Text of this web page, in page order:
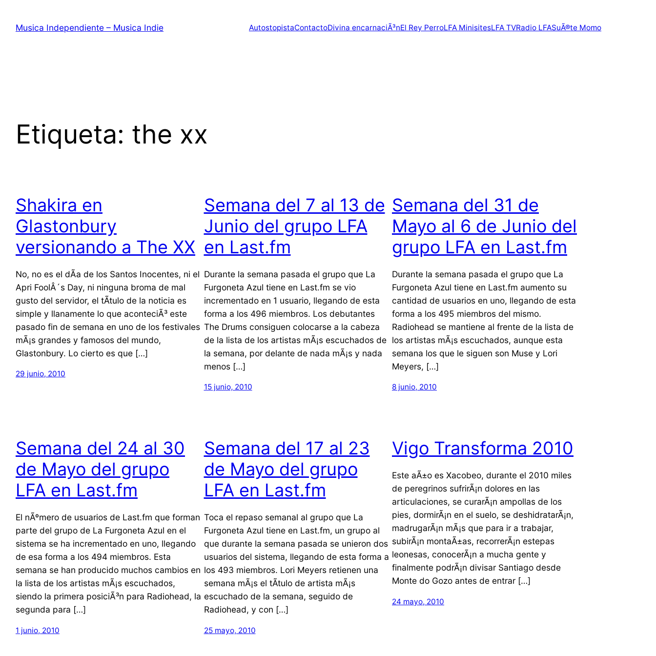
contenido
Musica Independiente – Musica Indie AutostopistaContactoDivina encarnaciÃ³nEl Rey PerroLFA MinisitesLFA TVRadio LFASuÃ®te Momo
Etiqueta: the xx
Shakira en
Glastonbury
versionando a The XX
No, no es el dÃ­a de los Santos Inocentes, ni el
Apri FoolÂ´s Day, ni ninguna broma de mal
gusto del servidor, el tÃ­tulo de la noticia es
simple y llanamente lo que aconteciÃ³ este
pasado fin de semana en uno de los festivales
mÃ¡s grandes y famosos del mundo,
Glastonbury. Lo cierto es que […]
29 junio, 2010
Semana del 7 al 13 de
Junio del grupo LFA
en Last.fm
Durante la semana pasada el grupo que La
Furgoneta Azul tiene en Last.fm se vio
incrementado en 1 usuario, llegando de esta
forma a los 496 miembros. Los debutantes
The Drums consiguen colocarse a la cabeza
de la lista de los artistas mÃ¡s escuchados de
la semana, por delante de nada mÃ¡s y nada
menos […]
15 junio, 2010
Semana del 31 de
Mayo al 6 de Junio del
grupo LFA en Last.fm
Durante la semana pasada el grupo que La
Furgoneta Azul tiene en Last.fm aumento su
cantidad de usuarios en uno, llegando de esta
forma a los 495 miembros del mismo.
Radiohead se mantiene al frente de la lista de
los artistas mÃ¡s escuchados, aunque esta
semana los que le siguen son Muse y Lori
Meyers, […]
8 junio, 2010
Semana del 24 al 30
de Mayo del grupo
LFA en Last.fm
El nÃºmero de usuarios de Last.fm que forman
parte del grupo de La Furgoneta Azul en el
sistema se ha incrementado en uno, llegando
de esa forma a los 494 miembros. Esta
semana se han producido muchos cambios en
la lista de los artistas mÃ¡s escuchados,
siendo la primera posiciÃ³n para Radiohead, la
segunda para […]
1 junio, 2010
Semana del 17 al 23
de Mayo del grupo
LFA en Last.fm
Toca el repaso semanal al grupo que La
Furgoneta Azul tiene en Last.fm, un grupo al
que durante la semana pasada se unieron dos
usuarios del sistema, llegando de esta forma a
los 493 miembros. Lori Meyers retienen una
semana mÃ¡s el tÃ­tulo de artista mÃ¡s
escuchado de la semana, seguido de
Radiohead, y con […]
25 mayo, 2010
Vigo Transforma 2010
Este aÃ±o es Xacobeo, durante el 2010 miles
de peregrinos sufrirÃ¡n dolores en las
articulaciones, se curarÃ¡n ampollas de los
pies, dormirÃ¡n en el suelo, se deshidratarÃ¡n,
madrugarÃ¡n mÃ¡s que para ir a trabajar,
subirÃ¡n montaÃ±as, recorrerÃ¡n estepas
leonesas, conocerÃ¡n a mucha gente y
finalmente podrÃ¡n divisar Santiago desde
Monte do Gozo antes de entrar […]
24 mayo, 2010